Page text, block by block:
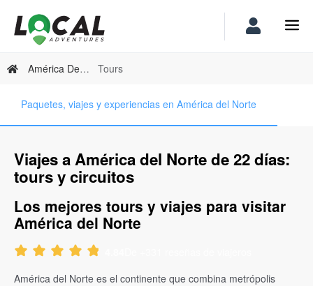
América Del Norte Tours
Paquetes, viajes y experiencias en América del Norte
Viajes a América del Norte de 22 días:
tours y circuitos
Los mejores tours y viajes para visitar
América del Norte
América del Norte es el continente que combina metrópolis